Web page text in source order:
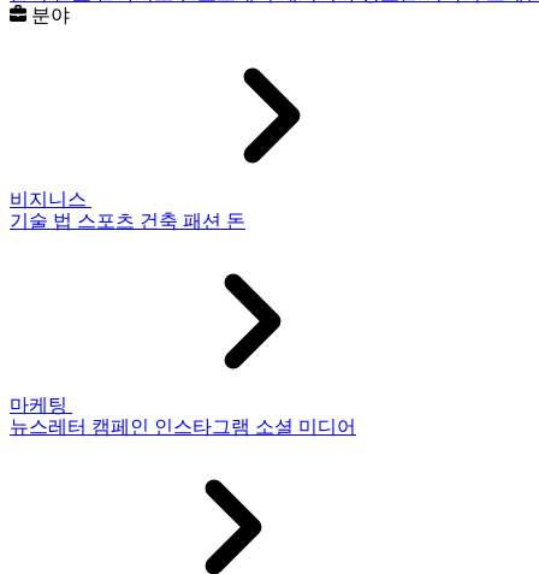
분야
비지니스
기술 법 스포츠 건축 패션 돈
마케팅
뉴스레터 캠페인 인스타그램 소셜 미디어